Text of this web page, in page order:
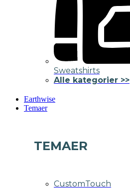
Sweatshirts
Alle kategorier >>
Earthwise
Temaer
TEMAER
CustomTouch